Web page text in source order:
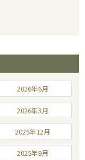
2026年6月
2026年3月
2025年12月
2025年9月